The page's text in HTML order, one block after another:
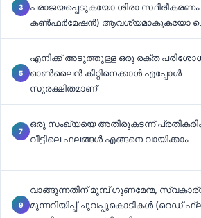
പരാജയപ്പെടുകയോ ശിരാ
കൺഫർമേഷൻ) ആവശ്യമാകുകയോ
എനിക്ക് അടുത്തുള്ള ഒരു രക്ത
ഓൺലൈൻ കിറ്റിനെക്കാൾ എപ്പോൾ
സുരക്ഷിതമാണ്
ഒരു സംഖ്യയെ അതിരുകടന്ന്
വീട്ടിലെ ഫലങ്ങൾ എങ്ങനെ വായിക്കാം
വാങ്ങുന്നതിന് മുമ്പ് ഗുണമേന്മ,
മുന്നറിയിപ്പ് ചുവപ്പുകൊടികൾ (റെഡ്